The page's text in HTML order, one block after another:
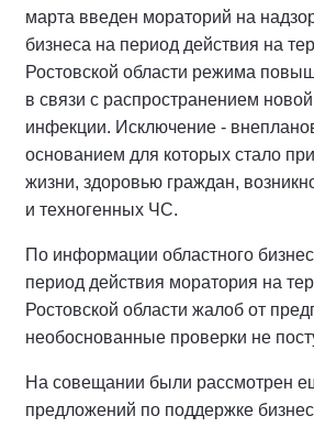
марта введен мораторий на
бизнеса на период действия на
Ростовской области режима
в связи с распространением
инфекции. Исключение -
основанием для которых стало
жизни, здоровью граждан,
и техногенных ЧС.
По информации областного
период действия моратория на
Ростовской области жалоб от
необоснованные проверки не
На совещании были рассмотрен
предложений по поддержке